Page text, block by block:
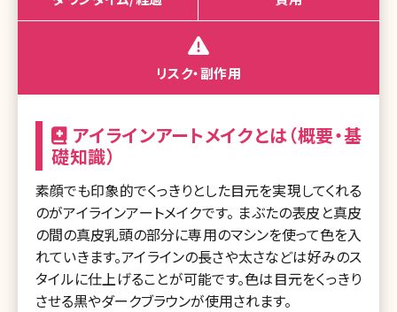
リスク・副作用
アイラインアートメイクとは（概要・基
礎知識）
素顔でも印象的でくっきりとした目元を実現してくれる
のがアイラインアートメイクです。 まぶたの表皮と真皮
の間の真皮乳頭の部分に専用のマシンを使って色を入
れていきます。アイラインの長さや太さなどは好みのス
タイルに仕上げることが可能です。色は目元をくっきり
させる黒やダークブラウンが使用されます。